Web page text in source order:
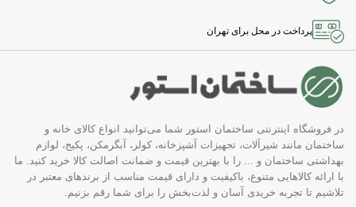
پرداخت در محل برای تهران
در فروشگاه اینترنتی ساختمان استور شما می‌توانید انواع کالای خانه و
ساختمان مانند شیرآلات، تجهیزات آشپزخانه، کولر، آبگرمکن، پکیج، لوازم
بهداشتی ساختمان و ... را با بهترین قیمت و ضمانت اصالت کالا خرید کنید. ما
با ارائه کالاهایی متنوع، باکیفیت و دارای قیمت مناسب از برندهای معتبر در
تلاشیم تا تجربه خریدی آسان و لذت‌بخش را برای شما رقم بزنیم.